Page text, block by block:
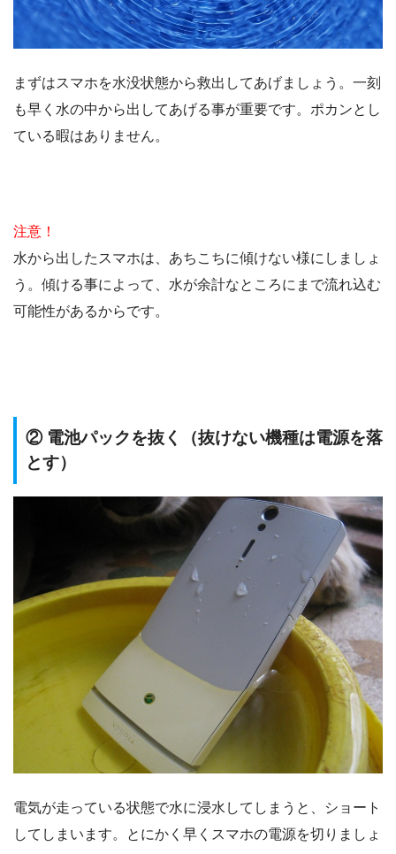
まずはスマホを水没状態から救出してあげましょう。一刻
も早く水の中から出してあげる事が重要です。ポカンとし
ている暇はありません。
注意！
水から出したスマホは、あちこちに傾けない様にしましょ
う。傾ける事によって、水が余計なところにまで流れ込む
可能性があるからです。
② 電池パックを抜く（抜けない機種は電源を落
とす）
電気が走っている状態で水に浸水してしまうと、ショート
してしまいます。とにかく早くスマホの電源を切りましょ